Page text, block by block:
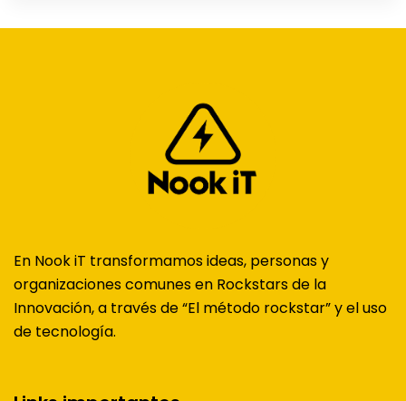
En Nook iT transformamos ideas, personas y
organizaciones comunes en Rockstars de la
Innovación, a través de “El método rockstar” y el uso
de tecnología.